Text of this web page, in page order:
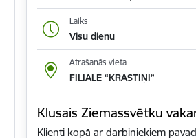
Laiks
Visu dienu
Atrašanās vieta
FILIĀLĒ “KRASTIŅI”
Klusais Ziemassvētku
Klienti kopā ar darbiniekiem